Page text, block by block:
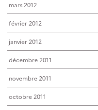
mars 2012
février 2012
janvier 2012
décembre 2011
novembre 2011
octobre 2011